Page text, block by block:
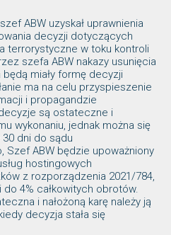
ABW uzyskał uprawnienia
decyzji dotyczących
terrorystyczne w toku kontroli
szefa ABW nakazy usunięcia
miały formę decyzji
ma na celu przyspieszenie
i propagandzie
są ostateczne i
wykonaniu, jednak można się
dni do sądu
Szef ABW będzie upoważniony
hostingowych
z rozporządzenia 2021/784,
4% całkowitych obrotów.
i nałożoną karę należy ją
decyzja stała się